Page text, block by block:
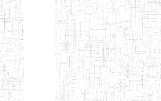
CJARC
ENIEG LA
PENSEE